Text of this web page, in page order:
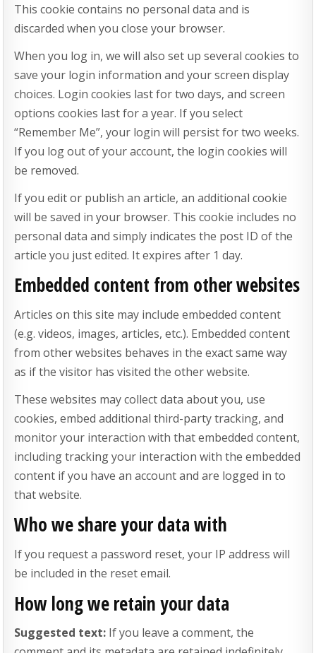
This cookie contains no personal data and is
discarded when you close your browser.
When you log in, we will also set up several cookies to
save your login information and your screen display
choices. Login cookies last for two days, and screen
options cookies last for a year. If you select
“Remember Me”, your login will persist for two weeks.
If you log out of your account, the login cookies will
be removed.
If you edit or publish an article, an additional cookie
will be saved in your browser. This cookie includes no
personal data and simply indicates the post ID of the
article you just edited. It expires after 1 day.
Embedded content from other websites
Articles on this site may include embedded content
(e.g. videos, images, articles, etc.). Embedded content
from other websites behaves in the exact same way
as if the visitor has visited the other website.
These websites may collect data about you, use
cookies, embed additional third-party tracking, and
monitor your interaction with that embedded content,
including tracking your interaction with the embedded
content if you have an account and are logged in to
that website.
Who we share your data with
If you request a password reset, your IP address will
be included in the reset email.
How long we retain your data
Suggested text: If you leave a comment, the